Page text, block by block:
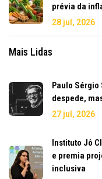
prévia da
28 jul, 2026
Mais Lidas
Paulo Sérgio
despede,
27 jul, 2026
Instituto Jô
e premia
inclusiva